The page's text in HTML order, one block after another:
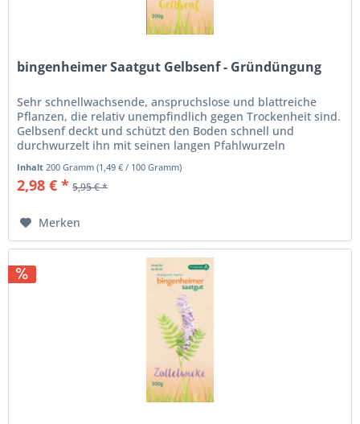
bingenheimer Saatgut Gelbsenf - Gründüngung
Sehr schnellwachsende, anspruchslose und blattreiche
Pflanzen, die relativ unempfindlich gegen Trockenheit sind.
Gelbsenf deckt und schützt den Boden schnell und
durchwurzelt ihn mit seinen langen Pfahlwurzeln
Inhalt 200 Gramm(1,49 € / 100 Gramm)
2,98 € * 5,95 € *
Merken